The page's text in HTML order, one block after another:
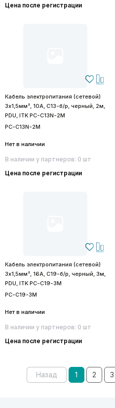
Цена после регистрации
Кабель электропитания (сетевой)
3х1,5мм², 10А, C13-б/р, черный, 2м,
PDU, ITK PC-C13N-2M
PC-C13N-2M
Нет в наличии
В наличии у партнеров: 0 шт
Цена после регистрации
Кабель электропитания (сетевой)
3х1,5мм², 16А, C19-б/р, черный, 3м,
PDU, ITK PC-C19-3M
PC-C19-3M
Нет в наличии
В наличии у партнеров: 0 шт
Цена после регистрации
Назад 1 2 3